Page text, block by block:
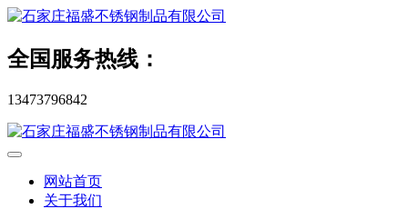
全国服务热线：
13473796842
网站首页
关于我们